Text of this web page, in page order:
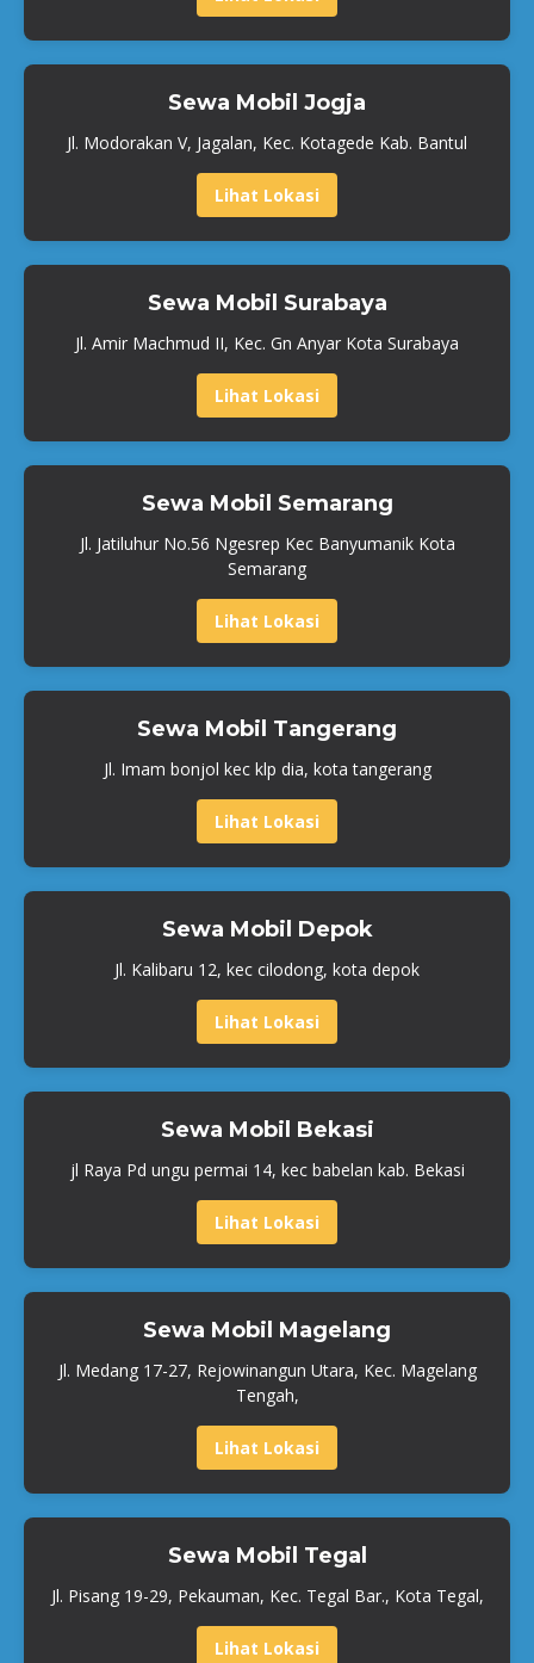
Sewa Mobil Jogja
Jl. Modorakan V, Jagalan, Kec. Kotagede Kab. Bantul
Lihat Lokasi
Sewa Mobil Surabaya
Jl. Amir Machmud II, Kec. Gn Anyar Kota Surabaya
Lihat Lokasi
Sewa Mobil Semarang
Jl. Jatiluhur No.56 Ngesrep Kec Banyumanik Kota
Semarang
Lihat Lokasi
Sewa Mobil Tangerang
Jl. Imam bonjol kec klp dia, kota tangerang
Lihat Lokasi
Sewa Mobil Depok
Jl. Kalibaru 12, kec cilodong, kota depok
Lihat Lokasi
Sewa Mobil Bekasi
jl Raya Pd ungu permai 14, kec babelan kab. Bekasi
Lihat Lokasi
Sewa Mobil Magelang
Jl. Medang 17-27, Rejowinangun Utara, Kec. Magelang
Tengah,
Lihat Lokasi
Sewa Mobil Tegal
Jl. Pisang 19-29, Pekauman, Kec. Tegal Bar., Kota Tegal,
Lihat Lokasi